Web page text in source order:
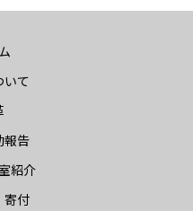
いて
報告
紹介
寄付